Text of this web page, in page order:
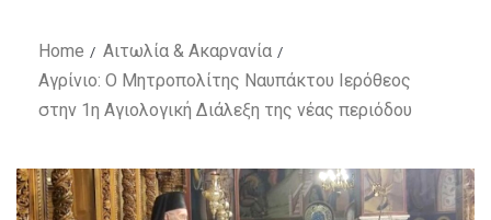
Home
Αιτωλία & Ακαρνανία
Αγρίνιο: Ο Μητροπολίτης Ναυπάκτου Ιερόθεος
στην 1η Αγιολογική Διάλεξη της νέας περιόδου